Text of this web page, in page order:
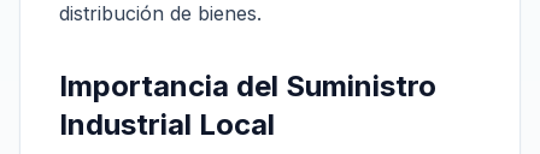
distribución de bienes.
Importancia del Suministro
Industrial Local